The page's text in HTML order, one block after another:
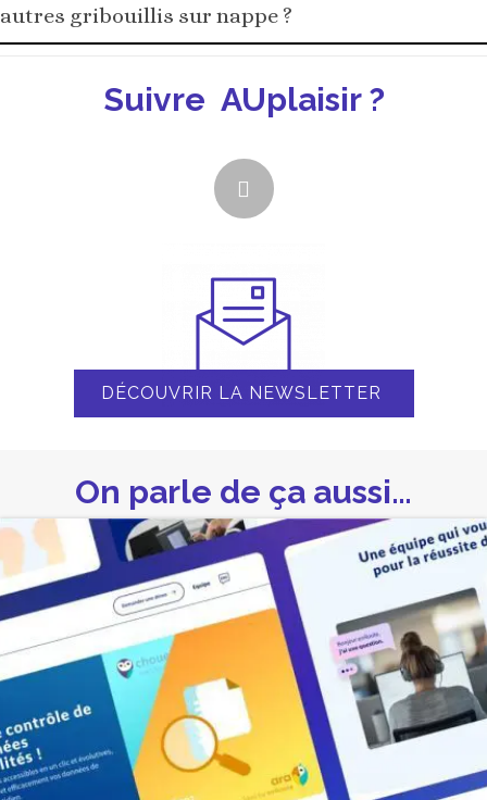
autres gribouillis sur nappe ?
Suivre AUplaisir ?
DÉCOUVRIR LA NEWSLETTER
On parle de ça aussi…